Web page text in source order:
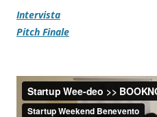
Intervista
Pitch Finale